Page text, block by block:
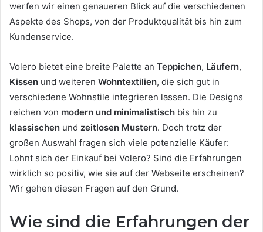
werfen wir einen genaueren Blick auf die verschiedenen
Aspekte des Shops, von der Produktqualität bis hin zum
Kundenservice.
Volero bietet eine breite Palette an Teppichen, Läufern,
Kissen und weiteren Wohntextilien, die sich gut in
verschiedene Wohnstile integrieren lassen. Die Designs
reichen von modern und minimalistisch bis hin zu
klassischen und zeitlosen Mustern. Doch trotz der
großen Auswahl fragen sich viele potenzielle Käufer:
Lohnt sich der Einkauf bei Volero? Sind die Erfahrungen
wirklich so positiv, wie sie auf der Webseite erscheinen?
Wir gehen diesen Fragen auf den Grund.
Wie sind die Erfahrungen der